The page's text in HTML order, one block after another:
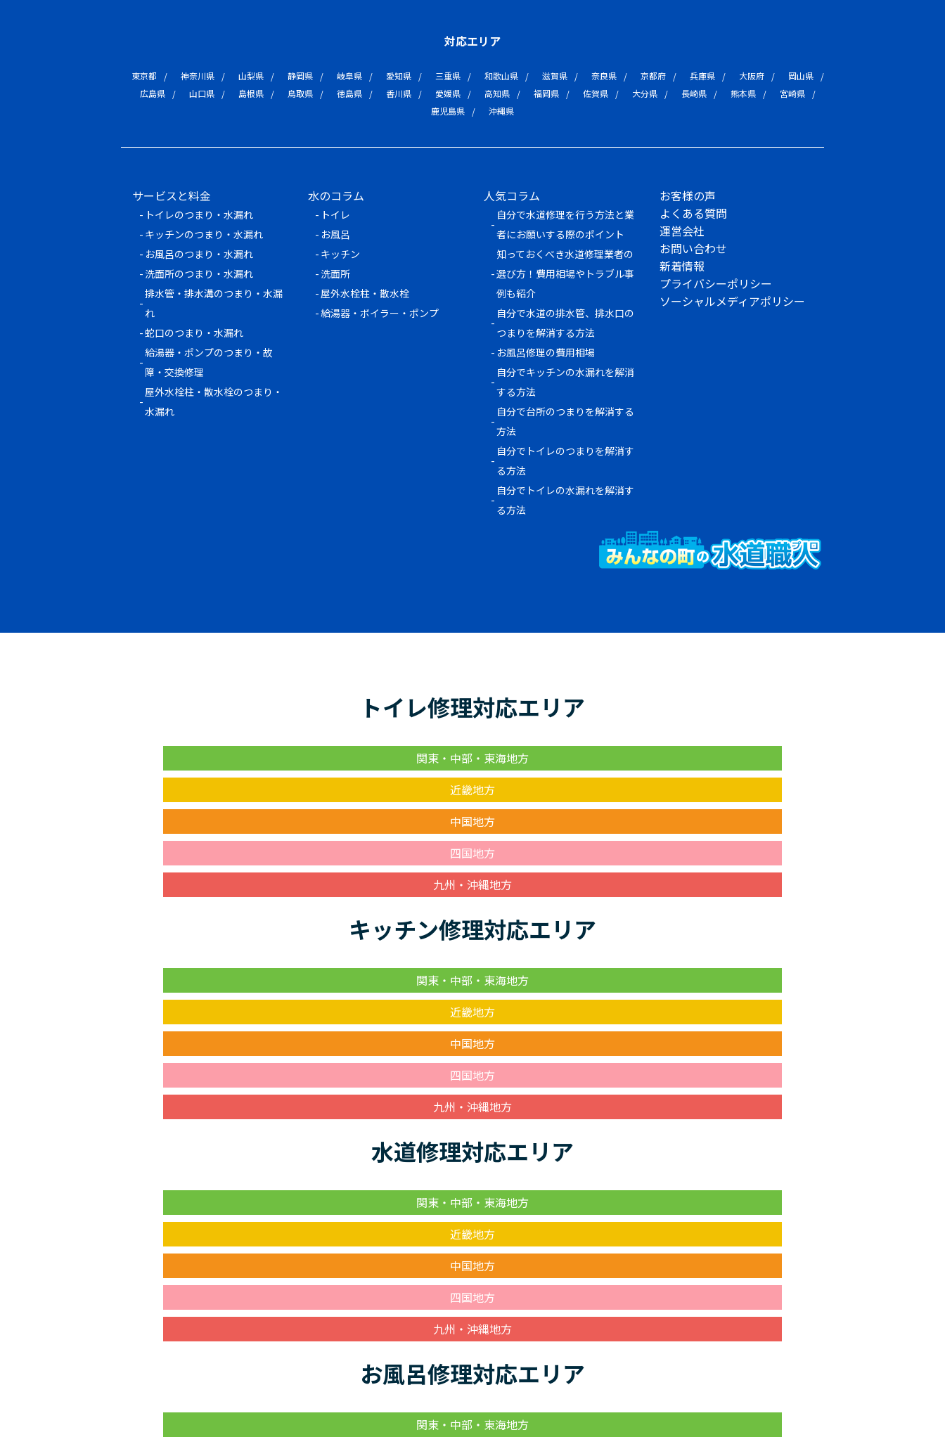
対応エリア
東京都 神奈川県 山梨県 静岡県 岐阜県 愛知県 三重県 和歌山県 滋賀県 奈良県 京都府 兵庫県 大阪府
岡山県
広島県
山口県 島根県 鳥取県 徳島県 香川県 愛媛県 高知県 福岡県 佐賀県 大分県 長崎県 熊本県
宮崎県
鹿児島県
沖縄県
サービスと料金
トイレのつまり・水漏れ
キッチンのつまり・水漏れ
お風呂のつまり・水漏れ
洗面所のつまり・水漏れ
排水管・排水溝のつまり・水漏
れ
蛇口のつまり・水漏れ
給湯器・ポンプのつまり・故
障・交換修理
屋外水栓柱・散水栓のつまり・
水漏れ
水のコラム
トイレ
お風呂
キッチン
洗面所
屋外水栓柱・散水栓
給湯器・ボイラー・ポンプ
人気コラム
自分で水道修理を行う方法と業
者にお願いする際のポイント
知っておくべき水道修理業者の
選び方！費用相場やトラブル事
例も紹介
自分で水道の排水管、排水口の
つまりを解消する方法
お風呂修理の費用相場
自分でキッチンの水漏れを解消
する方法
自分で台所のつまりを解消する
方法
自分でトイレのつまりを解消す
る方法
自分でトイレの水漏れを解消す
る方法
お客様の声
よくある質問
運営会社
お問い合わせ
新着情報
プライバシーポリシー
ソーシャルメディアポリシー
トイレ修理対応エリア
関東・中部・東海地方
近畿地方
中国地方
四国地方
九州・沖縄地方
キッチン修理対応エリア
関東・中部・東海地方
近畿地方
中国地方
四国地方
九州・沖縄地方
水道修理対応エリア
関東・中部・東海地方
近畿地方
中国地方
四国地方
九州・沖縄地方
お風呂修理対応エリア
関東・中部・東海地方